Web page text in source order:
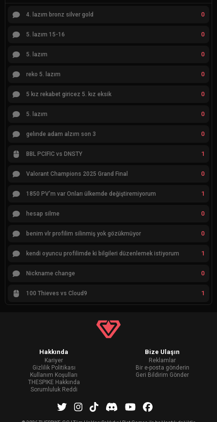
4. lazım bronz silver gold 0
5. lazım 15-16 0
5. lazım 0
reko 5. lazım 0
5 kız rekabet giricez 5. kız eksik 0
5. lazım 0
gelınde adam alzım son 3 0
BBL PCIFIC vs DNSTY 1
Valorant Champions 2025 Grand Final 0
1850 PV'm var Onları ülkemde değiştiremiyorum 1
hesap silme 0
benim vlr profilim silinmiş yok gözükmüyor 0
kendi oyuncu profilimde ki bilgileri düzenlemek istiyorum 1
Nickname change 0
100 Thieves vs Cloud9 1
Hakkında
Kariyer
Gizlilik Politikası
Kullanım Koşulları
THESPIKE Hakkında
Sorumluluk Reddi
Bize Ulaşın
Reklamlar
Bir e-posta gönderin
Geri Bildirim Gönder